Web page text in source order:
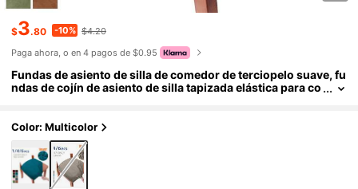
$3.80 -10% $4.20
Paga ahora, o en 4 pagos de $0.95
Fundas de asiento de silla de comedor de terciopelo suave, fu
ndas de cojín de asiento de silla tapizada elástica para co
para asiento de comedor
Color: Multicolor